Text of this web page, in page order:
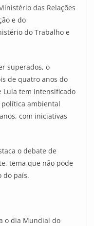
das Relações
e do
do Trabalho e
superados, o
de quatro anos do
Lula tem intensificado
ambiental
com iniciativas
o debate de
tema que não pode
do país.
o dia Mundial do